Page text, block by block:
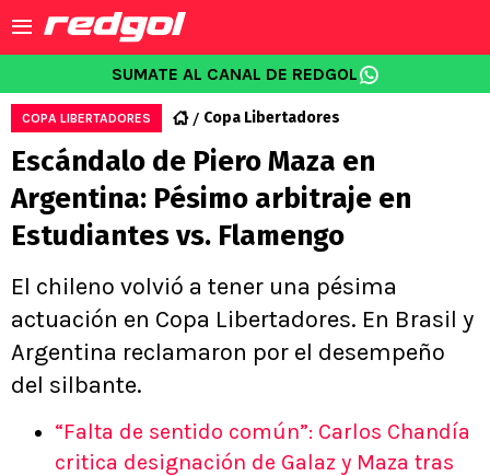
SUMATE AL CANAL DE REDGOL
COPA LIBERTADORES Copa Libertadores
Escándalo de Piero Maza en
Argentina: Pésimo arbitraje en
Estudiantes vs. Flamengo
El chileno volvió a tener una pésima
actuación en Copa Libertadores. En Brasil y
Argentina reclamaron por el desempeño
del silbante.
“Falta de sentido común”: Carlos Chandía
critica designación de Galaz y Maza tras